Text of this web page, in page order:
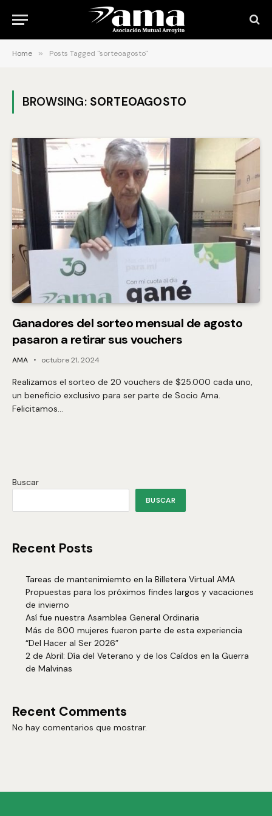
Home » Posts Tagged "sorteoagosto"
BROWSING: SORTEOAGOSTO
Ganadores del sorteo mensual de agosto
pasaron a retirar sus vouchers
AMA octubre 21, 2024
Realizamos el sorteo de 20 vouchers de $25.000 cada uno,
un beneficio exclusivo para ser parte de Socio Ama.
Felicitamos…
Buscar
BUSCAR
Recent Posts
Tareas de mantenimiemto en la Billetera Virtual AMA
Propuestas para los próximos findes largos y vacaciones
de invierno
Así fue nuestra Asamblea General Ordinaria
Más de 800 mujeres fueron parte de esta experiencia
“Del Hacer al Ser 2026”
2 de Abril: Día del Veterano y de los Caídos en la Guerra
de Malvinas
Recent Comments
No hay comentarios que mostrar.